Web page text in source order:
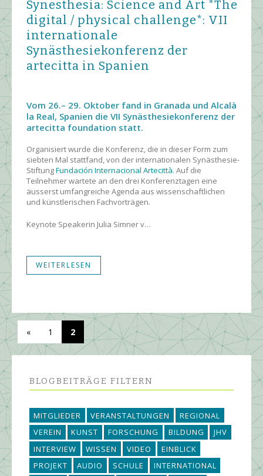
Synesthesia: Science and Art *The
digital / physical challenge*: VII
internationale
Synästhesiekonferenz der
artecitta in Spanien
Vom 26.– 29. Oktober fand in Granada und Alcalà
la Real, Spanien die VII Synästhesiekonferenz der
artecitta foundation statt.
Organisiert wurde die Konferenz, die in dieser Form zum
siebten Mal stattfand, von der internationalen Synästhesie-
StiftungFundación Internacional Artecittà. Auf die
Teilnehmer wartete an den drei Konferenztagen eine
äusserst umfangreiche Agenda aus wissenschaftlichen
und künstlerischen Fachvorträgen.
Keynote Speakerin Julia Simner v…
WEITERLESEN
« 1 2
BLOGBEITRÄGE FILTERN
MITGLIEDER VERANSTALTUNGEN
REGIONAL
VEREIN
KUNST FORSCHUNG BILDUNG
JHV
INTERVIEW
WISSEN VIDEO
EINBLICK
PROJEKT
AUDIO SCHULE
INTERNATIONAL